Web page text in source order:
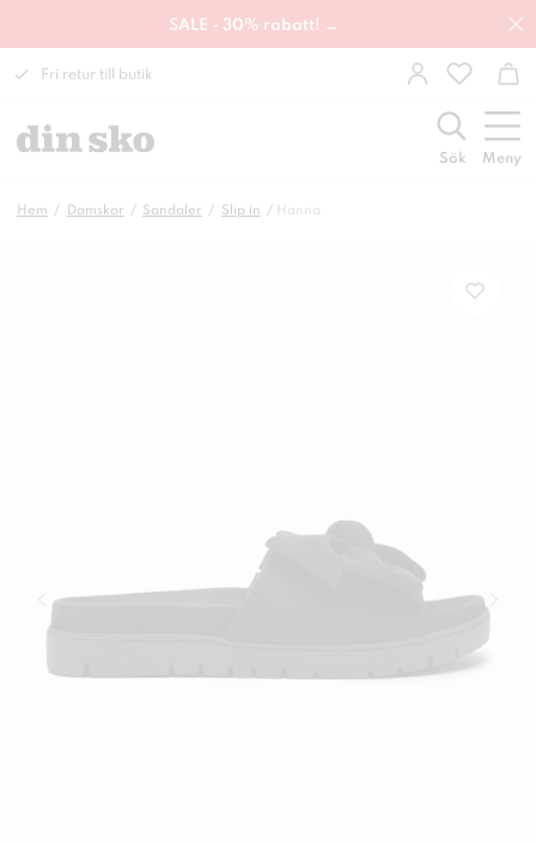
SALE - 30% rabatt! →
Fri retur till butik
Sök Meny
Hem Damskor Sandaler Slip in Hanna